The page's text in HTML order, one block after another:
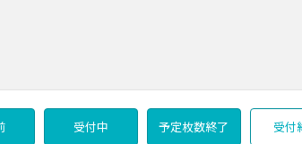
受付中 予定枚数終了 受付